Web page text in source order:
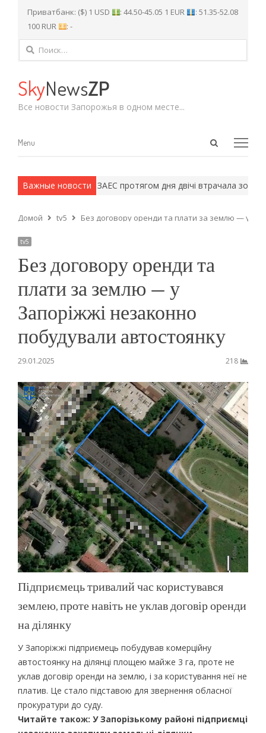
Приватбанк: ($) 1 USD : 44.50-45.05 1 EUR
: 51.35-52.08
100 RUR
: -
Найти:
SkyNewsZP
Все новости Запорожья в одном месте...
Open
Menu
Menu
Важные новости
методы. ЗАЕС протягом дня двічі втрачала
Домой tv5 Без договору оренди та плати за землю — у
tv5
Без договору оренди та
плати за землю — у
Запоріжжі незаконно
побудували автостоянку
29.01.2025 218
Підприємець тривалий час користувався
землею, проте навіть не уклав договір оренди
на ділянку
У Запоріжжі підприємець побудував комерційну
автостоянку на ділянці площею майже 3 га, проте не
уклав договір оренди на землю, і за користування неї не
платив. Це стало підставою для звернення обласної
прокуратури до суду.
Читайте також: У Запорізькому районі підприємці